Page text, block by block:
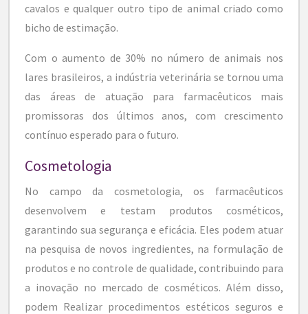
cavalos e qualquer outro tipo de animal criado como
bicho de estimação.
Com o aumento de 30% no número de animais nos
lares brasileiros, a indústria veterinária se tornou uma
das áreas de atuação para farmacêuticos mais
promissoras dos últimos anos, com crescimento
contínuo esperado para o futuro.
Cosmetologia
No campo da cosmetologia, os farmacêuticos
desenvolvem e testam produtos cosméticos,
garantindo sua segurança e eficácia. Eles podem atuar
na pesquisa de novos ingredientes, na formulação de
produtos e no controle de qualidade, contribuindo para
a inovação no mercado de cosméticos. Além disso,
podem Realizar procedimentos estéticos seguros e